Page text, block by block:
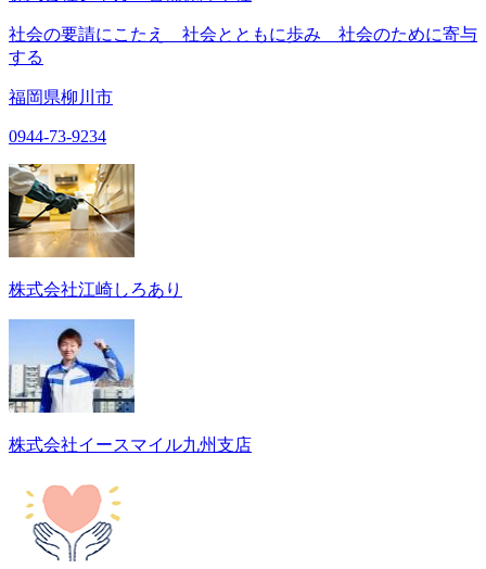
社会の要請にこたえ 社会とともに歩み 社会のために寄与
する
福岡県柳川市
0944-73-9234
株式会社江崎しろあり
株式会社イースマイル九州支店